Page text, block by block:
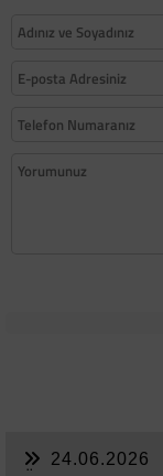
24.06.2026